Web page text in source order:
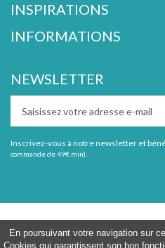
En poursuivant votre navigation sur
Cookies qui garantissent son bon
INSPIRATIONS
INFORMATIONS
NEWSLETTER
Inscrivez-vous à notre newsletter et
commande de 49€ min).
Tous droits réservés Ma plus belle